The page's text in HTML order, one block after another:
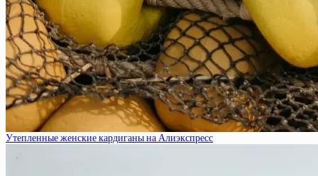
Утепленные женские кардиганы на Алиэкспресс